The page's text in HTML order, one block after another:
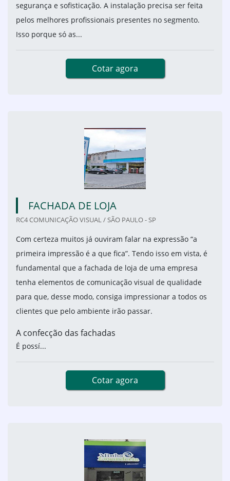
segurança e sofisticação. A instalação precisa ser feita
pelos melhores profissionais presentes no segmento.
Isso porque só as...
Cotar agora
FACHADA DE LOJA
RC4 COMUNICAÇÃO VISUAL / SÃO PAULO - SP
Com certeza muitos já ouviram falar na expressão “a
primeira impressão é a que fica”. Tendo isso em vista, é
fundamental que a fachada de loja de uma empresa
tenha elementos de comunicação visual de qualidade
para que, desse modo, consiga impressionar a todos os
clientes que pelo ambiente irão passar.
A confecção das fachadas
É possí...
Cotar agora